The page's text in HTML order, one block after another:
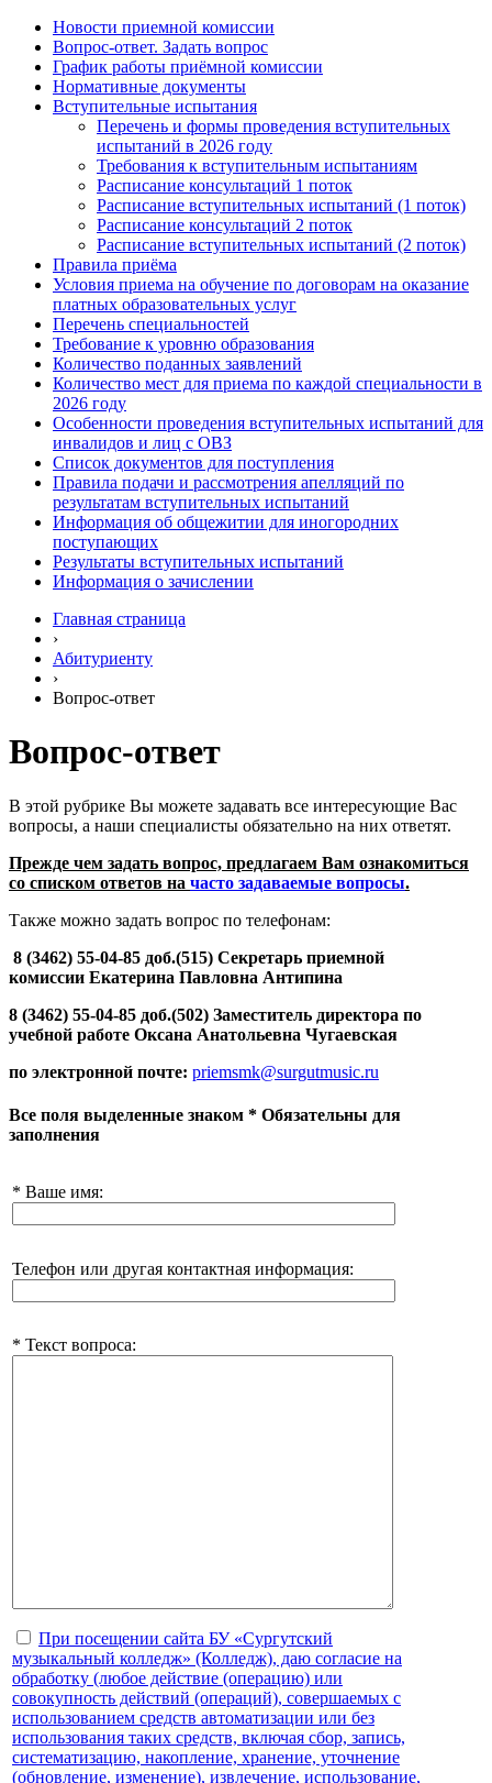
Новости приемной комиссии
Вопрос-ответ. Задать вопрос
График работы приёмной комиссии
Нормативные документы
Вступительные испытания
Перечень и формы проведения вступительных
испытаний в 2026 году
Требования к вступительным испытаниям
Расписание консультаций 1 поток
Расписание вступительных испытаний (1 поток)
Расписание консультаций 2 поток
Расписание вступительных испытаний (2 поток)
Правила приёма
Условия приема на обучение по договорам на оказание
платных образовательных услуг
Перечень специальностей
Требование к уровню образования
Количество поданных заявлений
Количество мест для приема по каждой специальности в
2026 году
Особенности проведения вступительных испытаний для
инвалидов и лиц с ОВЗ
Список документов для поступления
Правила подачи и рассмотрения апелляций по
результатам вступительных испытаний
Информация об общежитии для иногородних
поступающих
Результаты вступительных испытаний
Информация о зачислении
Главная страница
›
Абитуриенту
›
Вопрос-ответ
Вопрос-ответ
В этой рубрике Вы можете задавать все интересующие Вас
вопросы, а наши специалисты обязательно на них ответят.
Прежде чем задать вопрос, предлагаем Вам ознакомиться
со списком ответов на часто задаваемые вопросы.
Также можно задать вопрос по телефонам:
8 (3462) 55-04-85 доб.(515) Секретарь приемной
комиссии Екатерина Павловна Антипина
8 (3462) 55-04-85 доб.(502) Заместитель директора по
учебной работе Оксана Анатольевна Чугаевская
по электронной почте: priemsmk@surgutmusic.ru
Все поля выделенные знаком * Обязательны для
заполнения
* Ваше имя:
Телефон или другая контактная информация:
* Текст вопроса:
При посещении сайта БУ «Сургутский
музыкальный колледж» (Колледж), даю согласие на
обработку (любое действие (операцию) или
совокупность действий (операций), совершаемых с
использованием средств автоматизации или без
использования таких средств, включая сбор, запись,
систематизацию, накопление, хранение, уточнение
(обновление, изменение), извлечение, использование,